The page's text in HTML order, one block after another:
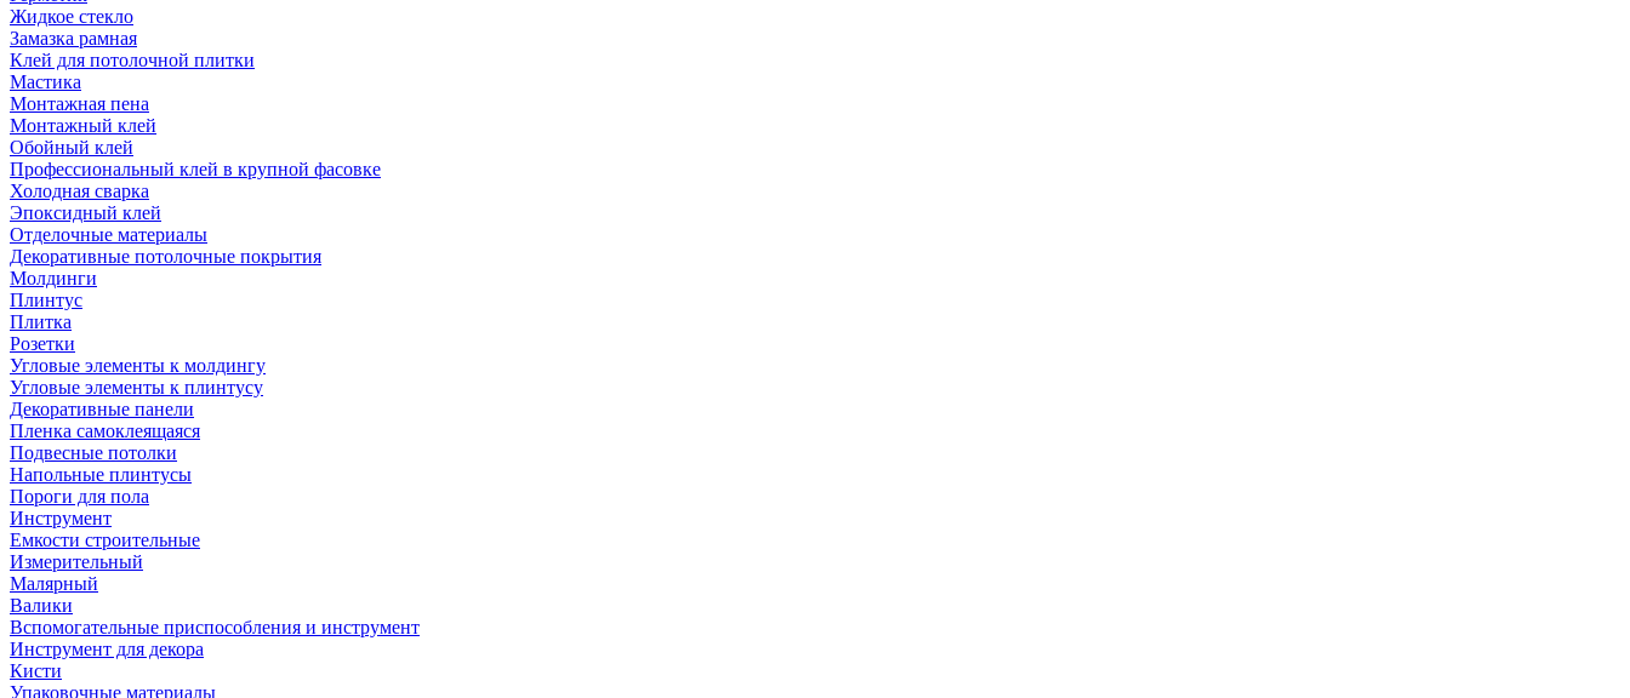
Жидкое стекло
Замазка рамная
Клей для потолочной плитки
Мастика
Монтажная пена
Монтажный клей
Обойный клей
Профессиональный клей в крупной фасовке
Холодная сварка
Эпоксидный клей
Отделочные материалы
Декоративные потолочные покрытия
Молдинги
Плинтус
Плитка
Розетки
Угловые элементы к молдингу
Угловые элементы к плинтусу
Декоративные панели
Пленка самоклеящаяся
Подвесные потолки
Напольные плинтусы
Пороги для пола
Инструмент
Емкости строительные
Измерительный
Малярный
Валики
Вспомогательные приспособления и инструмент
Инструмент для декора
Кисти
Упаковочные материалы